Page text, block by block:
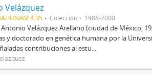
Velázquez
4.35 Colección 1988-2000
Velázquez Arellano (ciudad de México,
y doctorado en genética humana por la
contribuciones al estu...